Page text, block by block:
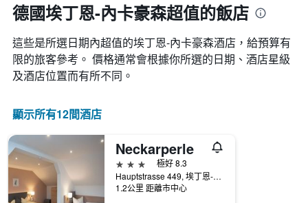
德國埃丁恩-內卡豪森超值的飯店
這些是所選日期內超值的埃丁恩-內卡豪森​酒店，給預算有
限的旅客參考。 價格通常會根據你所選的日期、酒店星級
及酒店位置而有所不同。
顯示所有12間酒店
Neckarperle
3星級
極好 8.3
Hauptstrasse 449, 埃丁恩-內卡豪森, 巴登-符騰堡州, 德國
1.2公里 距離市中心